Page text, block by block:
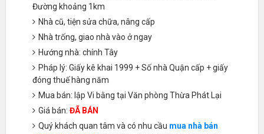
Đường khoảng 1km
Nhà cũ, tiện sửa chữa, nâng cấp
Nhà trống, giao nhà vào ở ngay
Hướng nhà: chính Tây
Pháp lý: Giấy kê khai 1999 + Số nhà Quận cấp + giấy
đóng thuế hàng năm
Mua bán: lập Vi bằng tại Văn phòng Thừa Phát Lại
Giá bán: ĐÃ BÁN
Quý khách quan tâm và có nhu cầu mua nhà bán